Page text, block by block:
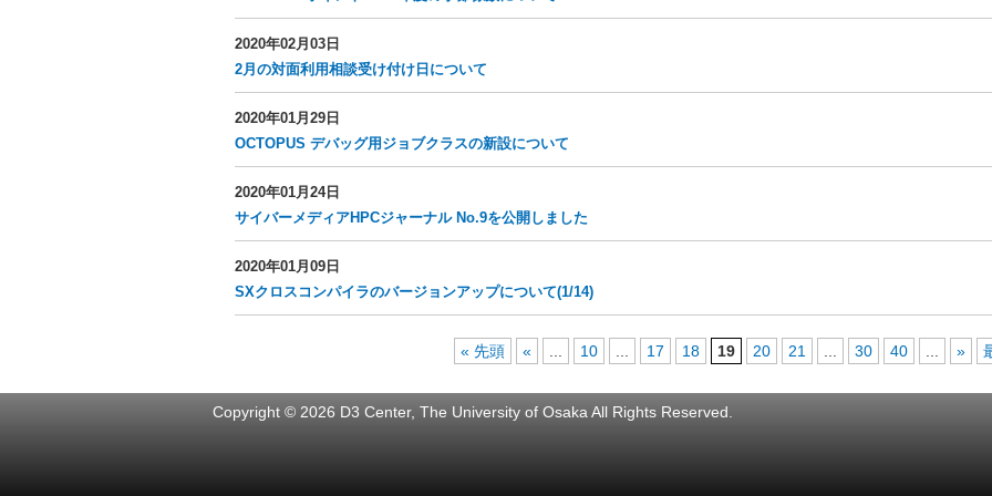
2020年02月03日
2月の対面利用相談受け付け日について
2020年01月29日
OCTOPUS デバッグ用ジョブクラスの新設について
2020年01月24日
サイバーメディアHPCジャーナル No.9を公開しました
2020年01月09日
SXクロスコンパイラのバージョンアップについて(1/14)
« 先頭 « 10 17 18 19 20 21 30 40 »
Copyright © 2026 D3 Center, The University of Osaka All Rights Reserved.